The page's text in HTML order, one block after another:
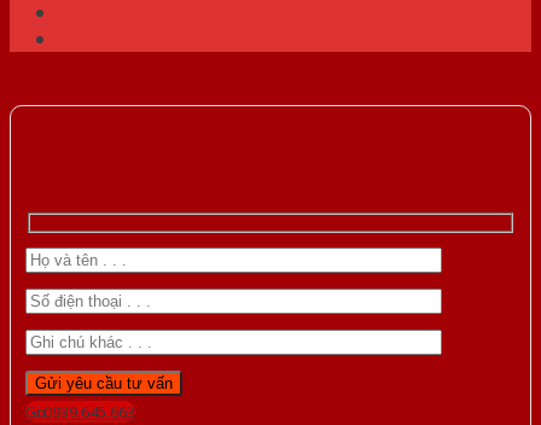
Gọi 0939.645.663